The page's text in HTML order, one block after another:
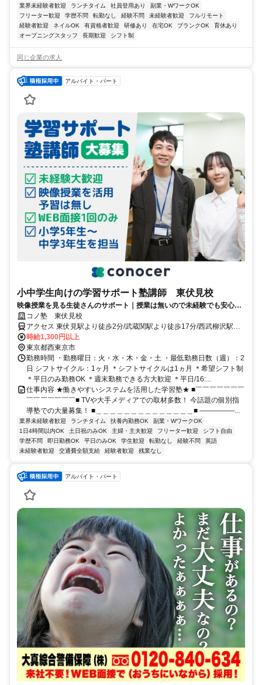
業界未経験者歓迎 ランチタイム 社員登用あり
副業・WワークOK
フリーター歓迎
学歴不問 転勤なし 経験不問 未経験者歓迎
フルリモート
経験者歓迎
ネイルOK 有資格者歓迎 研修あり 在宅OK ブランクOK
育休あり
オープニングスタッフ
長期歓迎 シフト制
同じ企業の求人
アルバイト・パート
小中学生向けの学習サポート塾講師 東伏見校
映像授業を見る生徒さんのサポート｜授業は無いので未経験でも安心｜
WEB面接/1回｜週2日～OK｜履歴書不要｜応募後はフォームに1分で回
答｜1分単位で給与支給｜WワークOK｜私服勤務｜有給休暇あり｜定時
退社
コノ塾 東伏見校
アクセス 東伏見駅より徒歩2分/武蔵関駅より徒歩17分/西武柳沢駅よ
り徒歩25分
時給1,300円以上
東京都西東京市
勤務時間 ・勤務曜日：火・水・木・金・土 ・最低勤務日数（週）：2
日 シフトサイクル：1ヶ月 ＊シフトサイクルは1ヵ月 ＊希望シフト制
＊平日のみ勤務OK ＊週末勤務できる方大歓迎 ＊平日/16:...
仕事内容 ★働きやすいシステムを活用した学習塾★ ■￣￣￣￣￣￣￣
￣￣￣￣￣￣￣■ TVや大手メディアでの取材多数！ 今話題の個別指
導塾での大量募集！ ■＿＿＿＿＿＿＿＿＿＿＿＿＿＿■ ―――――...
業界未経験者歓迎 ランチタイム 扶養内勤務OK
副業・WワークOK
1日4時間以内OK
土日祝のみOK 主婦・主夫歓迎 フリーター歓迎
シフト自由
学歴不問
即日勤務OK 平日のみOK 学生歓迎 転勤なし 経験不問
英語
未経験者歓迎
交通費全額支給 経験者歓迎 残業なし
アルバイト・パート